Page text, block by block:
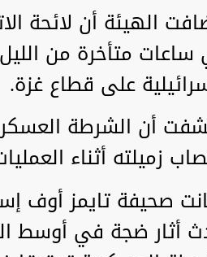
الهيئة أن لائحة
متأخرة من
على قطاع غزة.
أن الشرطة
زميلته أثناء
صحيفة تايمز أوف